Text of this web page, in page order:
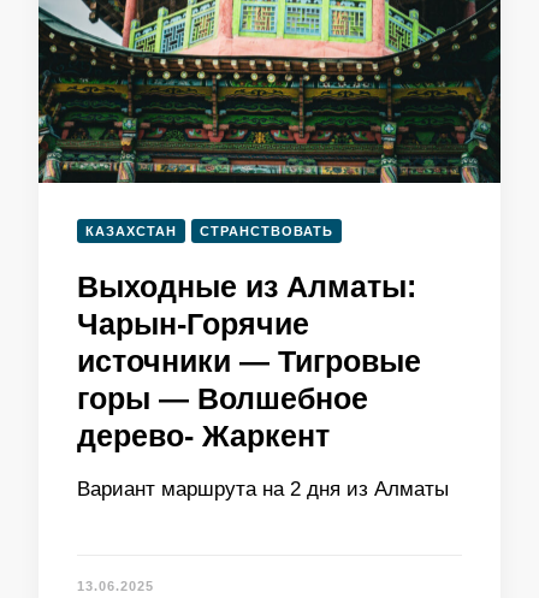
КАЗАХСТАН СТРАНСТВОВАТЬ
Выходные из Алматы:
Чарын-Горячие
источники — Тигровые
горы — Волшебное
дерево- Жаркент
Вариант маршрута на 2 дня из Алматы
13.06.2025